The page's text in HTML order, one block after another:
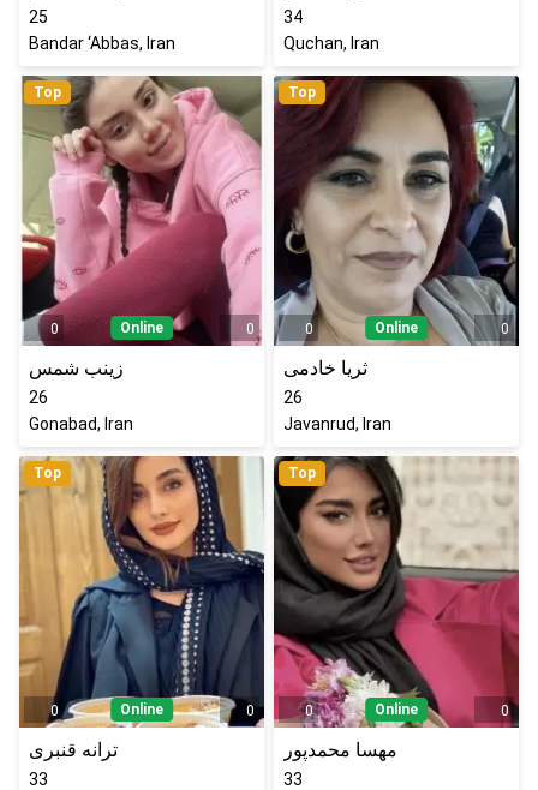
25
Bandar ‘Abbas, Iran
34
Quchan, Iran
Top
0 Online 0
زینب شمس
26
Gonabad, Iran
Top
0 Online 0
ثریا خادمی
26
Javanrud, Iran
Top
0 Online 0
ترانه قنبری
33
Top
0 Online 0
مهسا محمدپور
33